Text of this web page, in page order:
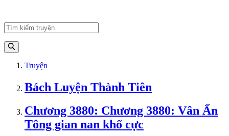
Truyện
Bách Luyện Thành Tiên
Chương 3880: Chương 3880: Vân Ẩn
Tông gian nan khổ cực